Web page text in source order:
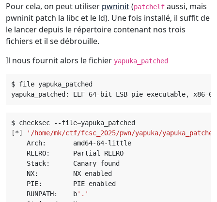
Pour cela, on peut utiliser pwninit(patchelf aussi, mais
pwninit patch la libc et le ld). Une fois installé, il suffit de
le lancer depuis le répertoire contenant nos trois
fichiers et il se débrouille.
Il nous fournit alors le fichier yapuka_patched
yapuka_patched: ELF 64-bit LSB pie executable, x86-
$ checksec --file=
[*]
'/home/mk/ctf/fcsc_2025/pwn/yapuka/
    RUNPATH:    b
'.'